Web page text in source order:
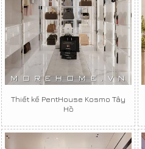
Thiết kế PentHouse Kosmo Tây
Hồ